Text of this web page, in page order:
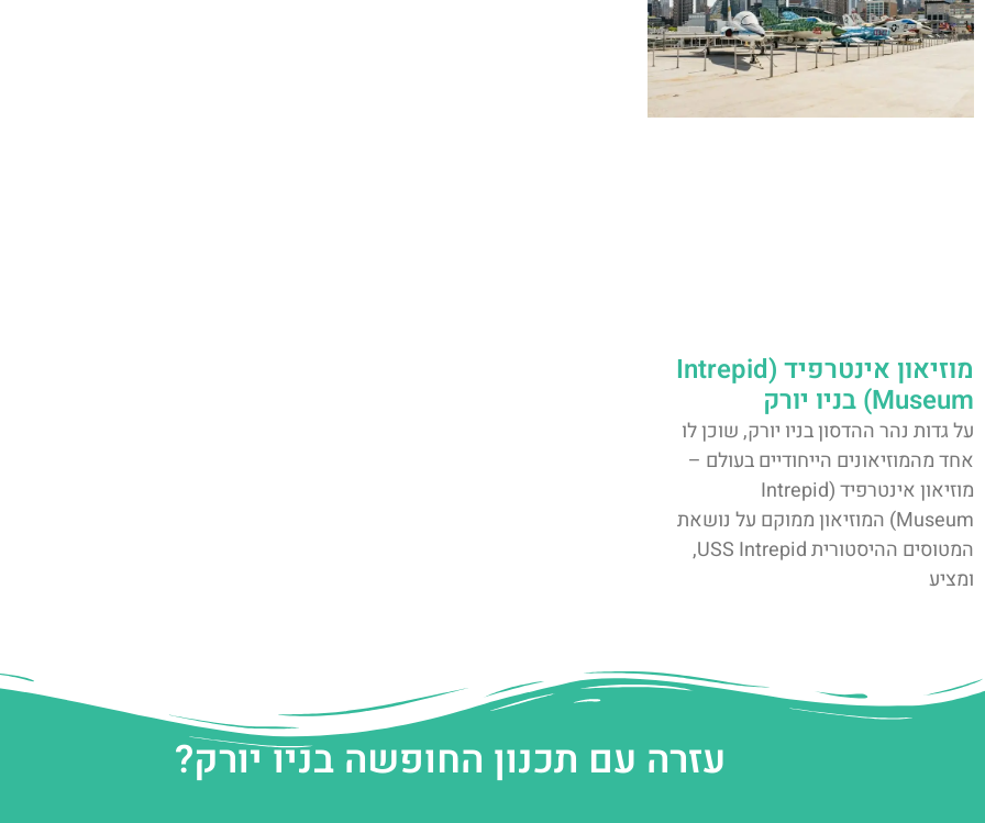
מוזיאון אינטרפיד (Intrepid
Museum) בניו יורק
על גדות נהר ההדסון בניו יורק, שוכן לו
אחד מהמוזיאונים הייחודיים בעולם –
מוזיאון אינטרפיד (Intrepid
Museum) המוזיאון ממוקם על נושאת
המטוסים ההיסטורית USS Intrepid,
ומציע
עזרה עם תכנון החופשה בניו יורק?